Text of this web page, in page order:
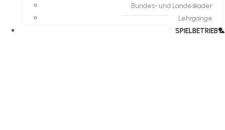
Bundes- und Landeskader
Lehrgänge
SPIELBETRIEB🏸